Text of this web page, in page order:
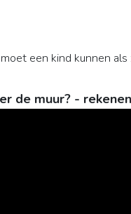
een kind kunnen als
de muur? -